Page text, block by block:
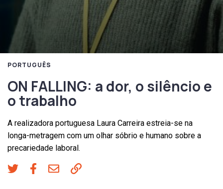
PORTUGUÊS
ON FALLING: a dor, o silêncio e
o trabalho
A realizadora portuguesa Laura Carreira estreia-se na
longa-metragem com um olhar sóbrio e humano sobre a
precariedade laboral.